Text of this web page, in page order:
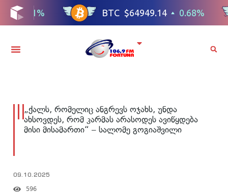
„ქალს, რომელიც ანგრევს ოჯახს, უნდა
ახსოვდეს, რომ კარმას არასოდეს ავიწყდება
მისი მისამართი“ – სალომე გოგიაშვილი
09.10.2025
596